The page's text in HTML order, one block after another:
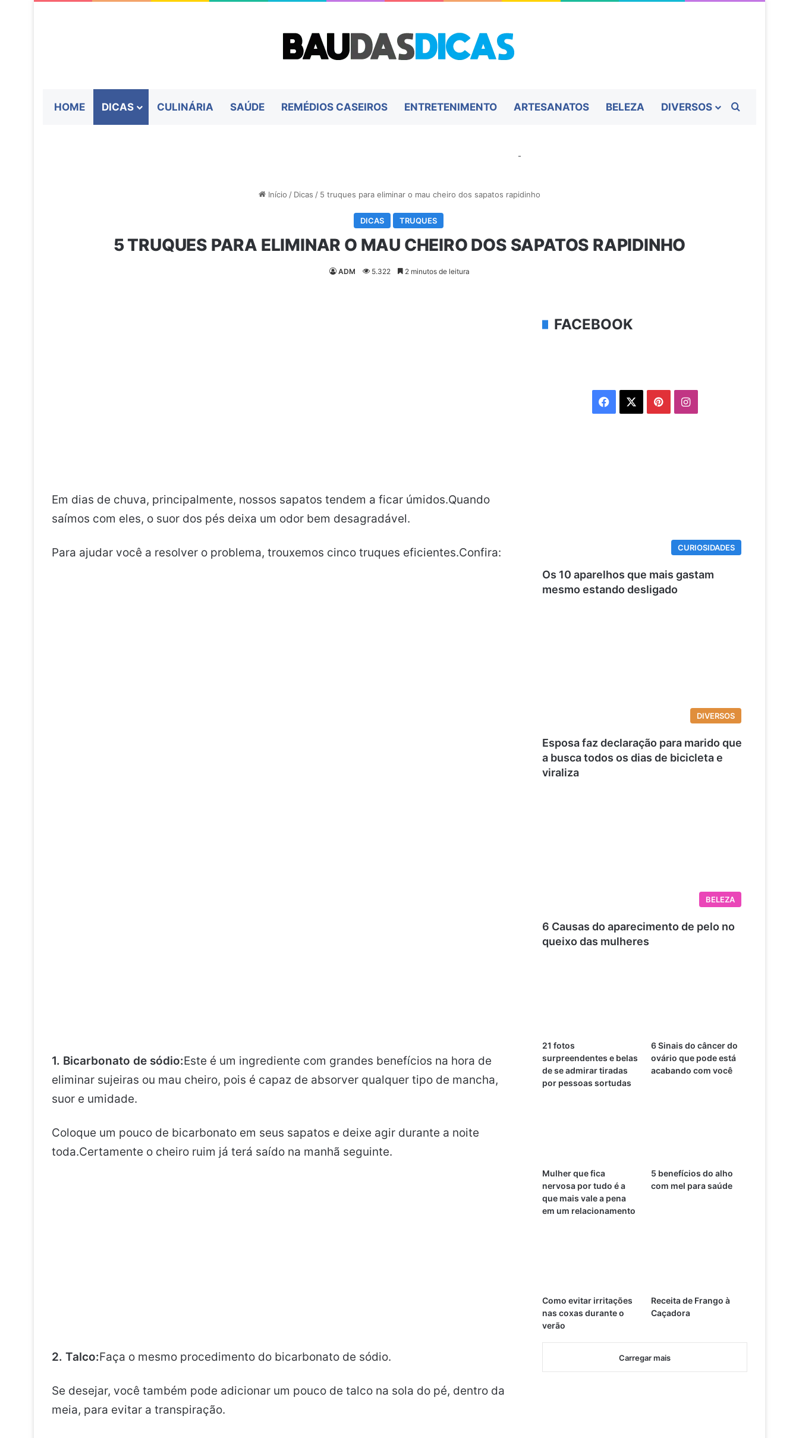
HOME DICAS CULINÁRIA SAÚDE REMÉDIOS CASEIROS ENTRETENIMENTO ARTESANATOS BELEZA DIVERSOS
-
Início / Dicas / 5 truques para eliminar o mau cheiro dos sapatos rapidinho
DICAS TRUQUES
5 TRUQUES PARA ELIMINAR O MAU CHEIRO DOS SAPATOS RAPIDINHO
ADM 5.322 2 minutos de leitura
Em dias de chuva, principalmente, nossos sapatos tendem a ficar úmidos.Quando
saímos com eles, o suor dos pés deixa um odor bem desagradável.
Para ajudar você a resolver o problema, trouxemos cinco truques eficientes.Confira:
1. Bicarbonato de sódio:Este é um ingrediente com grandes benefícios na hora de
eliminar sujeiras ou mau cheiro, pois é capaz de absorver qualquer tipo de mancha,
suor e umidade.
Coloque um pouco de bicarbonato em seus sapatos e deixe agir durante a noite
toda.Certamente o cheiro ruim já terá saído na manhã seguinte.
2. Talco:Faça o mesmo procedimento do bicarbonato de sódio.
Se desejar, você também pode adicionar um pouco de talco na sola do pé, dentro da
meia, para evitar a transpiração.
FACEBOOK
Facebook PinterestInstagram
CURIOSIDADES
Os 10 aparelhos que mais gastam
mesmo estando desligado
DIVERSOS
Esposa faz declaração para marido que
a busca todos os dias de bicicleta e
viraliza
BELEZA
6 Causas do aparecimento de pelo no
queixo das mulheres
21 fotos
surpreendentes e belas
de se admirar tiradas
por pessoas sortudas
6 Sinais do câncer do
ovário que pode está
acabando com você
Mulher que fica
nervosa por tudo é a
que mais vale a pena
em um relacionamento
5 benefícios do alho
com mel para saúde
Como evitar irritações
nas coxas durante o
verão
Receita de Frango à
Caçadora
Carregar mais